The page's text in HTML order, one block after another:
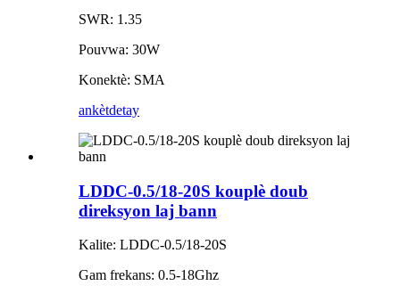
SWR: 1.35
Pouvwa: 30W
Konektè: SMA
ankètdetay
LDDC-0.5/18-20S kouplè doub
direksyon laj bann
Kalite: LDDC-0.5/18-20S
Gam frekans: 0.5-18Ghz